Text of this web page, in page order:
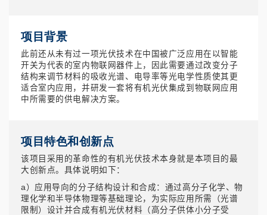
项目背景
此前还从未有过一项光伏技术在中国被广泛应用在以智能
开关为代表的室内物联网器件上，因此需要通过改变分子
结构来调节材料的吸收光谱、电导率等光电学性质使其更
适合室内应用，并研发一套将有机光伏集成到物联网应用
中所需要的供电解决方案。
项目特色和创新点
该项目采用的革命性的有机光伏技术本身就是本项目的最
大创新点。具体说明如下：
a）应用导向的分子结构设计和合成：通过高分子化学、物
理化学和半导体物理等基础理论，为实际应用所需（光谱
限制）设计并合成有机光伏材料（高分子供体小分子受